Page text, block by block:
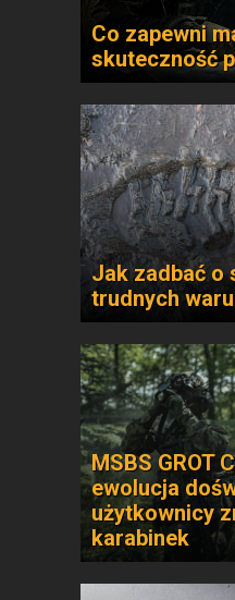
Co zapewni
skuteczność
Jak zadbać o
trudnych
MSBS GROT
ewolucja
użytkownicy
karabinek